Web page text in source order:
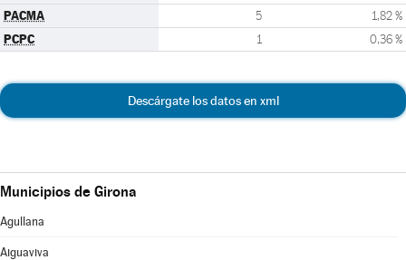
PACMA 5 1,82 %
PCPC 1 0,36 %
Descárgate los datos en xml
Municipios de Girona
Agullana
Aiguaviva